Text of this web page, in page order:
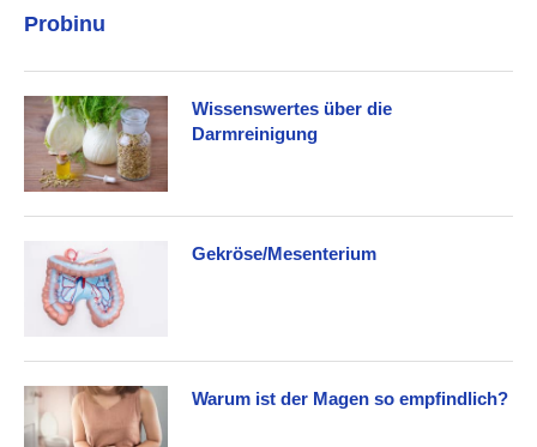
Probinu
Wissenswertes über die
Darmreinigung
Gekröse/Mesenterium
Warum ist der Magen so empfindlich?